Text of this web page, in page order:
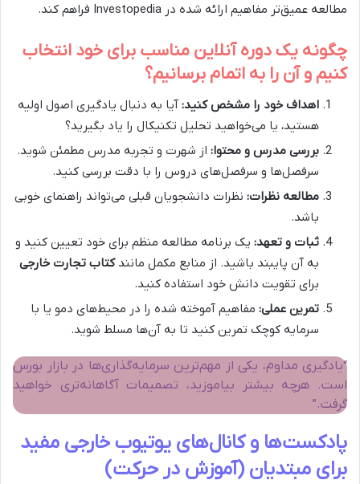
مطالعه عمیق‌تر مفاهیم ارائه شده در Investopedia فراهم کند.
چگونه یک دوره آنلاین مناسب برای خود انتخاب
کنیم و آن را به اتمام برسانیم؟
اهداف خود را مشخص کنید: آیا به دنبال یادگیری اصول اولیه
هستید، یا می‌خواهید تحلیل تکنیکال را یاد بگیرید؟
بررسی مدرس و محتوا: از شهرت و تجربه مدرس مطمئن شوید.
سرفصل‌ها و سرفصل‌های دروس را با دقت بررسی کنید.
مطالعه نظرات: نظرات دانشجویان قبلی می‌تواند راهنمای خوبی
باشد.
ثبات و تعهد: یک برنامه مطالعه منظم برای خود تعیین کنید و
به آن پایبند باشید. از منابع مکمل مانندکتاب تجارت خارجی
برای تقویت دانش خود استفاده کنید.
تمرین عملی: مفاهیم آموخته شده را در محیط‌های دمو یا با
سرمایه کوچک تمرین کنید تا به آن‌ها مسلط شوید.
“یادگیری مداوم، یکی از مهم‌ترین سرمایه‌گذاری‌ها در بازار بورس
است. هرچه بیشتر بیاموزید، تصمیمات آگاهانه‌تری خواهید
گرفت.”
پادکست‌ها و کانال‌های یوتیوب خارجی مفید
برای مبتدیان (آموزش در حرکت)